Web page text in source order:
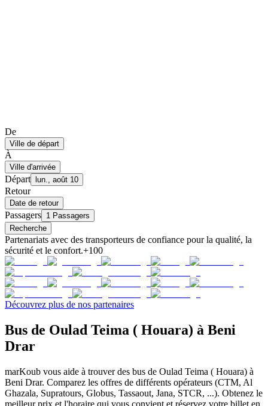
De
Ville de départ
À
Ville d'arrivée
Départ lun., août 10
Retour
Date de retour
Passagers 1 Passagers
Recherche
Partenariats avec des transporteurs de confiance pour la qualité, la
sécurité et le confort.+100
Découvrez plus de nos partenaires
Bus de Oulad Teima ( Houara) à Beni
Drar
marKoub vous aide à trouver des bus de Oulad Teima ( Houara) à
Beni Drar. Comparez les offres de différents opérateurs (CTM, Al
Ghazala, Supratours, Globus, Tassaout, Jana, STCR, ...). Obtenez le
meilleur prix et l'horaire qui vous convient et réservez votre billet en